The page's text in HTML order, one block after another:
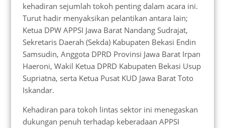
kehadiran sejumlah tokoh penting dalam acara ini.
Turut hadir menyaksikan pelantikan antara lain;
Ketua DPW APPSI Jawa Barat Nandang Sudrajat,
Sekretaris Daerah (Sekda) Kabupaten Bekasi Endin
Samsudin, Anggota DPRD Provinsi Jawa Barat Irpan
Haeroni, Wakil Ketua DPRD Kabupaten Bekasi Usup
Supriatna, serta Ketua Pusat KUD Jawa Barat Toto
Iskandar.
Kehadiran para tokoh lintas sektor ini menegaskan
dukungan penuh terhadap keberadaan APPSI